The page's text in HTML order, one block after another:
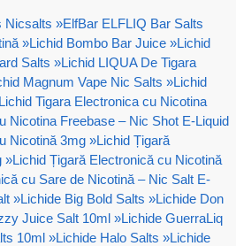
Nicsalts »ElfBar ELFLIQ Bar Salts
»Lichid Bombo Bar Juice »Lichid
Salts »Lichid LIQUA De Tigara
Magnum Vape Nic Salts »Lichid
Lichid Tigara Electronica cu Nicotina
Nicotina Freebase – Nic Shot E-Liquid
Nicotină 3mg »Lichid Țigară
»Lichid Țigară Electronică cu Nicotină
cu Sare de Nicotină – Nic Salt E-
»Lichide Big Bold Salts »Lichide Don
Juice Salt 10ml »Lichide GuerraLiq
10ml »Lichide Halo Salts »Lichide